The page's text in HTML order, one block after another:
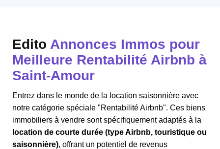
Edito Annonces Immos pour
Meilleure Rentabilité Airbnb à
Saint-Amour
Entrez dans le monde de la location saisonnière avec
notre catégorie spéciale "Rentabilité Airbnb". Ces biens
immobiliers à vendre sont spécifiquement adaptés à la
location de courte durée (type Airbnb, touristique ou
saisonnière), offrant un potentiel de revenus